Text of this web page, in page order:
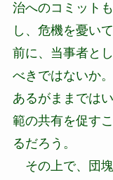
治へのコミット
し、危機を憂い
前に、当事者と
べきではないか
あるがままでは
範の共有を促す
るだろう。
その上で、団